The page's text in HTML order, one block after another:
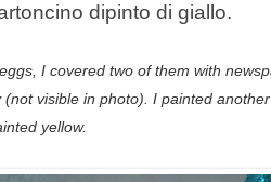
dipinto di giallo.
, I covered two of them with
(not visible in photo). I painted
yellow.